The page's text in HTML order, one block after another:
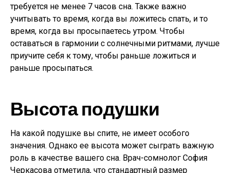
требуется не менее 7 часов сна. Также важно
учитывать то время, когда вы ложитесь спать, и то
время, когда вы просыпаетесь утром. Чтобы
оставаться в гармонии с солнечными ритмами, лучше
приучите себя к тому, чтобы раньше ложиться и
раньше просыпаться.
Высота подушки
На какой подушке вы спите, не имеет особого
значения. Однако ее высота может сыграть важную
роль в качестве вашего сна. Врач-сомнолог София
Черкасова отметила, что стандартный размер